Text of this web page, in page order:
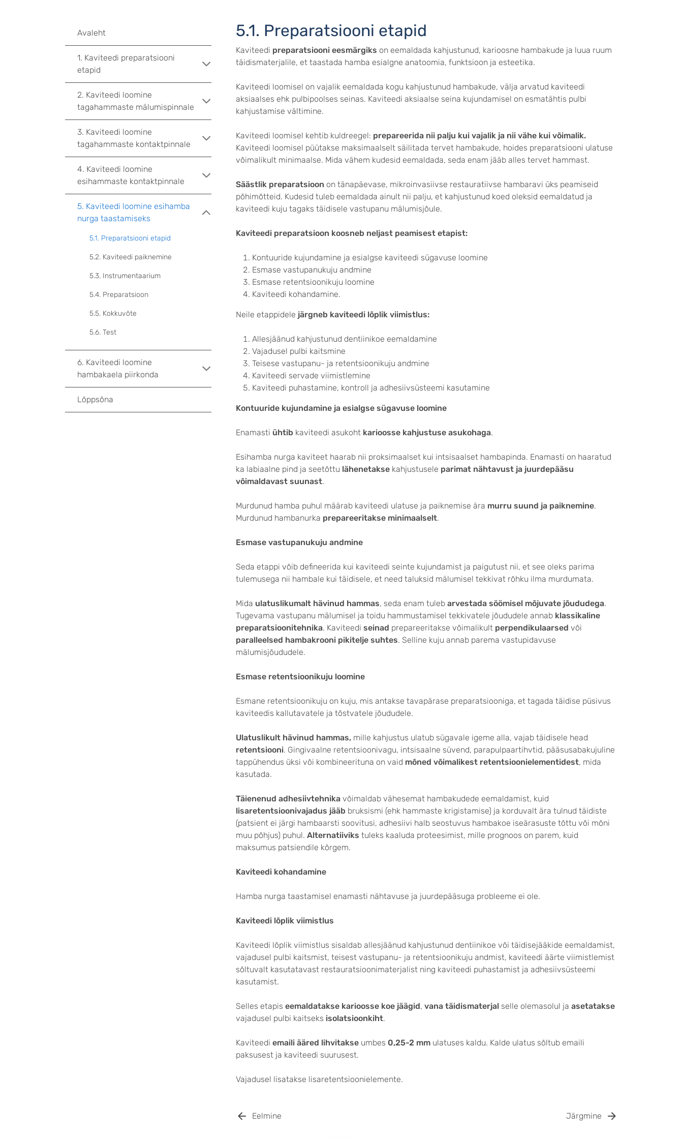
5.1. Preparatsiooni etapid
Kaviteedi preparatsiooni eesmärgiks on eemaldada kahjustunud, karioosne hambakude ja luua ruum
täidismaterjalile, et taastada hamba esialgne anatoomia, funktsioon ja esteetika.
Kaviteedi loomisel on vajalik eemaldada kogu kahjustunud hambakude, välja arvatud kaviteedi
aksiaalses ehk pulbipoolses seinas. Kaviteedi aksiaalse seina kujundamisel on esmatähtis pulbi
kahjustamise vältimine.
Kaviteedi loomisel kehtib kuldreegel: prepareerida nii palju kui vajalik ja nii vähe kui võimalik.
Kaviteedi loomisel püütakse maksimaalselt säilitada tervet hambakude, hoides preparatsiooni ulatuse
võimalikult minimaalse. Mida vähem kudesid eemaldada, seda enam jääb alles tervet hammast.
Säästlik preparatsioon on tänapäevase, mikroinvasiivse restauratiivse hambaravi üks peamiseid
põhimõtteid. Kudesid tuleb eemaldada ainult nii palju, et kahjustunud koed oleksid eemaldatud ja
kaviteedi kuju tagaks täidisele vastupanu mälumisjõule.
Kaviteedi preparatsioon koosneb neljast peamisest etapist:
Kontuuride kujundamine ja esialgse kaviteedi sügavuse loomine
Esmase vastupanukuju andmine
Esmase retentsioonikuju loomine
Kaviteedi kohandamine.
Neile etappidele järgneb kaviteedi lõplik viimistlus:
Allesjäänud kahjustunud dentiinikoe eemaldamine
Vajadusel pulbi kaitsmine
Teisese vastupanu- ja retentsioonikuju andmine
Kaviteedi servade viimistlemine
Kaviteedi puhastamine, kontroll ja adhesiivsüsteemi kasutamine
Kontuuride kujundamine ja esialgse sügavuse loomine
Enamasti ühtib kaviteedi asukoht karioosse kahjustuse asukohaga.
Esihamba nurga kaviteet haarab nii proksimaalset kui intsisaalset hambapinda. Enamasti on haaratud
ka labiaalne pind ja seetõttu lähenetakse kahjustusele parimat nähtavust ja juurdepääsu
võimaldavast suunast.
Murdunud hamba puhul määrab kaviteedi ulatuse ja paiknemise ära murru suund ja paiknemine.
Murdunud hambanurka prepareeritakse minimaalselt.
Esmase vastupanukuju andmine
Seda etappi võib defineerida kui kaviteedi seinte kujundamist ja paigutust nii, et see oleks parima
tulemusega nii hambale kui täidisele, et need taluksid mälumisel tekkivat rõhku ilma murdumata.
Mida ulatuslikumalt hävinud hammas, seda enam tuleb arvestada söömisel mõjuvate jõududega.
Tugevama vastupanu mälumisel ja toidu hammustamisel tekkivatele jõududele annab klassikaline
preparatsioonitehnika. Kaviteedi seinad prepareeritakse võimalikult perpendikulaarsed või
paralleelsed hambakrooni pikitelje suhtes. Selline kuju annab parema vastupidavuse
mälumisjõududele.
Esmase retentsioonikuju loomine
Esmane retentsioonikuju on kuju, mis antakse tavapärase preparatsiooniga, et tagada täidise püsivus
kaviteedis kallutavatele ja tõstvatele jõududele.
Ulatuslikult hävinud hammas, mille kahjustus ulatub sügavale igeme alla, vajab täidisele head
retentsiooni. Gingivaalne retentsioonivagu, intsisaalne süvend, parapulpaartihvtid, pääsusabakujuline
tappühendus üksi või kombineerituna on vaid mõned võimalikest retentsioonielementidest, mida
kasutada.
Täienenud adhesiivtehnika võimaldab vähesemat hambakudede eemaldamist, kuid
lisaretentsioonivajadus jääb bruksismi (ehk hammaste krigistamise) ja korduvalt ära tulnud täidiste
(patsient ei järgi hambaarsti soovitusi, adhesiivi halb seostuvus hambakoe iseärasuste tõttu või mõni
muu põhjus) puhul. Alternatiiviks tuleks kaaluda proteesimist, mille prognoos on parem, kuid
maksumus patsiendile kõrgem.
Kaviteedi kohandamine
Hamba nurga taastamisel enamasti nähtavuse ja juurdepääsuga probleeme ei ole.
Kaviteedi lõplik viimistlus
Kaviteedi lõplik viimistlus sisaldab allesjäänud kahjustunud dentiinikoe või täidisejääkide eemaldamist,
vajadusel pulbi kaitsmist, teisest vastupanu- ja retentsioonikuju andmist, kaviteedi äärte viimistlemist
sõltuvalt kasutatavast restauratsioonimaterjalist ning kaviteedi puhastamist ja adhesiivsüsteemi
kasutamist.
Selles etapis eemaldatakse karioosse koe jäägid, vana täidismaterjal selle olemasolul ja asetatakse
vajadusel pulbi kaitseks isolatsioonkiht.
Kaviteedi emaili ääred lihvitakse umbes 0,25-2 mm ulatuses kaldu. Kalde ulatus sõltub emaili
paksusest ja kaviteedi suurusest.
Vajadusel lisatakse lisaretentsioonielemente.
Eelmine Järgmine
Avaleht
1. Kaviteedi preparatsiooni
etapid
2. Kaviteedi loomine
tagahammaste mälumispinnale
3. Kaviteedi loomine
tagahammaste kontaktpinnale
4. Kaviteedi loomine
esihammaste kontaktpinnale
5. Kaviteedi loomine esihamba
nurga taastamiseks
5.1. Preparatsiooni etapid
5.2. Kaviteedi paiknemine
5.3. Instrumentaarium
5.4. Preparatsioon
5.5. Kokkuvõte
5.6. Test
6. Kaviteedi loomine
hambakaela piirkonda
Lõppsõna